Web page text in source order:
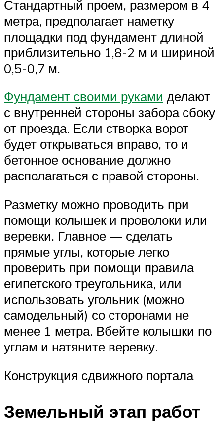
Стандартный проем, размером в 4
метра, предполагает наметку
площадки под фундамент длиной
приблизительно 1,8-2 м и шириной
0,5-0,7 м.
Фундамент своими руками делают
с внутренней стороны забора сбоку
от проезда. Если створка ворот
будет открываться вправо, то и
бетонное основание должно
располагаться с правой стороны.
Разметку можно проводить при
помощи колышек и проволоки или
веревки. Главное — сделать
прямые углы, которые легко
проверить при помощи правила
египетского треугольника, или
использовать угольник (можно
самодельный) со сторонами не
менее 1 метра. Вбейте колышки по
углам и натяните веревку.
Конструкция сдвижного портала
Земельный этап работ